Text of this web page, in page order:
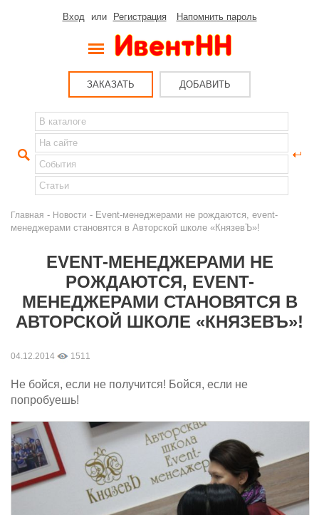
Вход или Регистрация Напомнить пароль
ЗАКАЗАТЬ ДОБАВИТЬ
Главная - Новости - Event-менеджерами не рождаются, event-
менеджерами становятся в Авторской школе «КнязевЪ»!
EVENT-МЕНЕДЖЕРАМИ НЕ
РОЖДАЮТСЯ, EVENT-
МЕНЕДЖЕРАМИ СТАНОВЯТСЯ В
АВТОРСКОЙ ШКОЛЕ «КНЯЗЕВЪ»!
04.12.2014 1511
Не бойся, если не получится! Бойся, если не
попробуешь!